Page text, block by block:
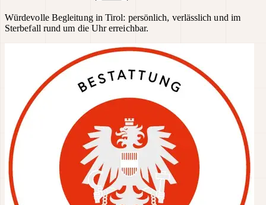
Würdevolle Begleitung in Tirol: persönlich, verlässlich und im
Sterbefall rund um die Uhr erreichbar.